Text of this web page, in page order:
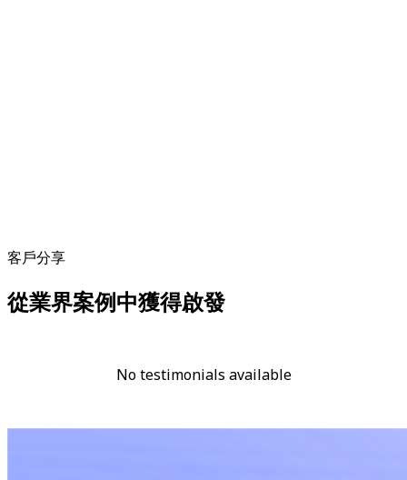
客戶分享
從業界案例中獲得啟發
No testimonials available